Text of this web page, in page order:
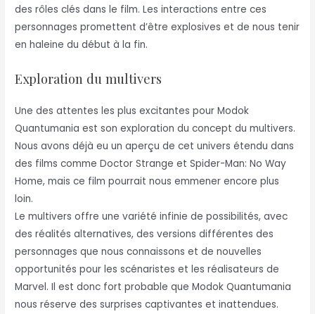
des rôles clés dans le film. Les interactions entre ces
personnages promettent d’être explosives et de nous tenir
en haleine du début à la fin.
Exploration du multivers
Une des attentes les plus excitantes pour Modok
Quantumania est son exploration du concept du multivers.
Nous avons déjà eu un aperçu de cet univers étendu dans
des films comme Doctor Strange et Spider-Man: No Way
Home, mais ce film pourrait nous emmener encore plus
loin.
Le multivers offre une variété infinie de possibilités, avec
des réalités alternatives, des versions différentes des
personnages que nous connaissons et de nouvelles
opportunités pour les scénaristes et les réalisateurs de
Marvel. Il est donc fort probable que Modok Quantumania
nous réserve des surprises captivantes et inattendues.